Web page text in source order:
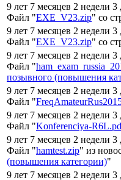
9 лет 7 месяцев 2 недели
Файл "EXE_V23.zip" со
9 лет 7 месяцев 2 недели
Файл "EXE_V23.zip" со
9 лет 7 месяцев 2 недели
Файл "
позывного (повышения
9 лет 7 месяцев 2 недели
Файл "
9 лет 7 месяцев 2 недели
Файл "Konferenciya-
9 лет 7 месяцев 2 недели
Файл "hamtest.zip" из
(повышения категории)"
9 лет 7 месяцев 2 недели